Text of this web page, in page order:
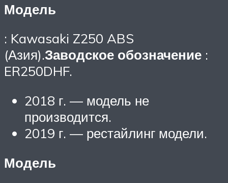
Модель
: Kawasaki Z250 ABS
(Азия).Заводское обозначение :
ER250DHF.
2018 г. — модель не
производится.
2019 г. — рестайлинг модели.
Модель